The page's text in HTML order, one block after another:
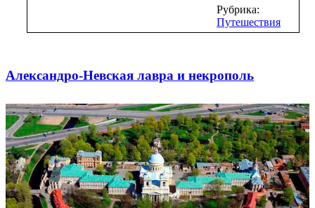
Рубрика:
Путешествия
Александро-Невская лавра и некрополь